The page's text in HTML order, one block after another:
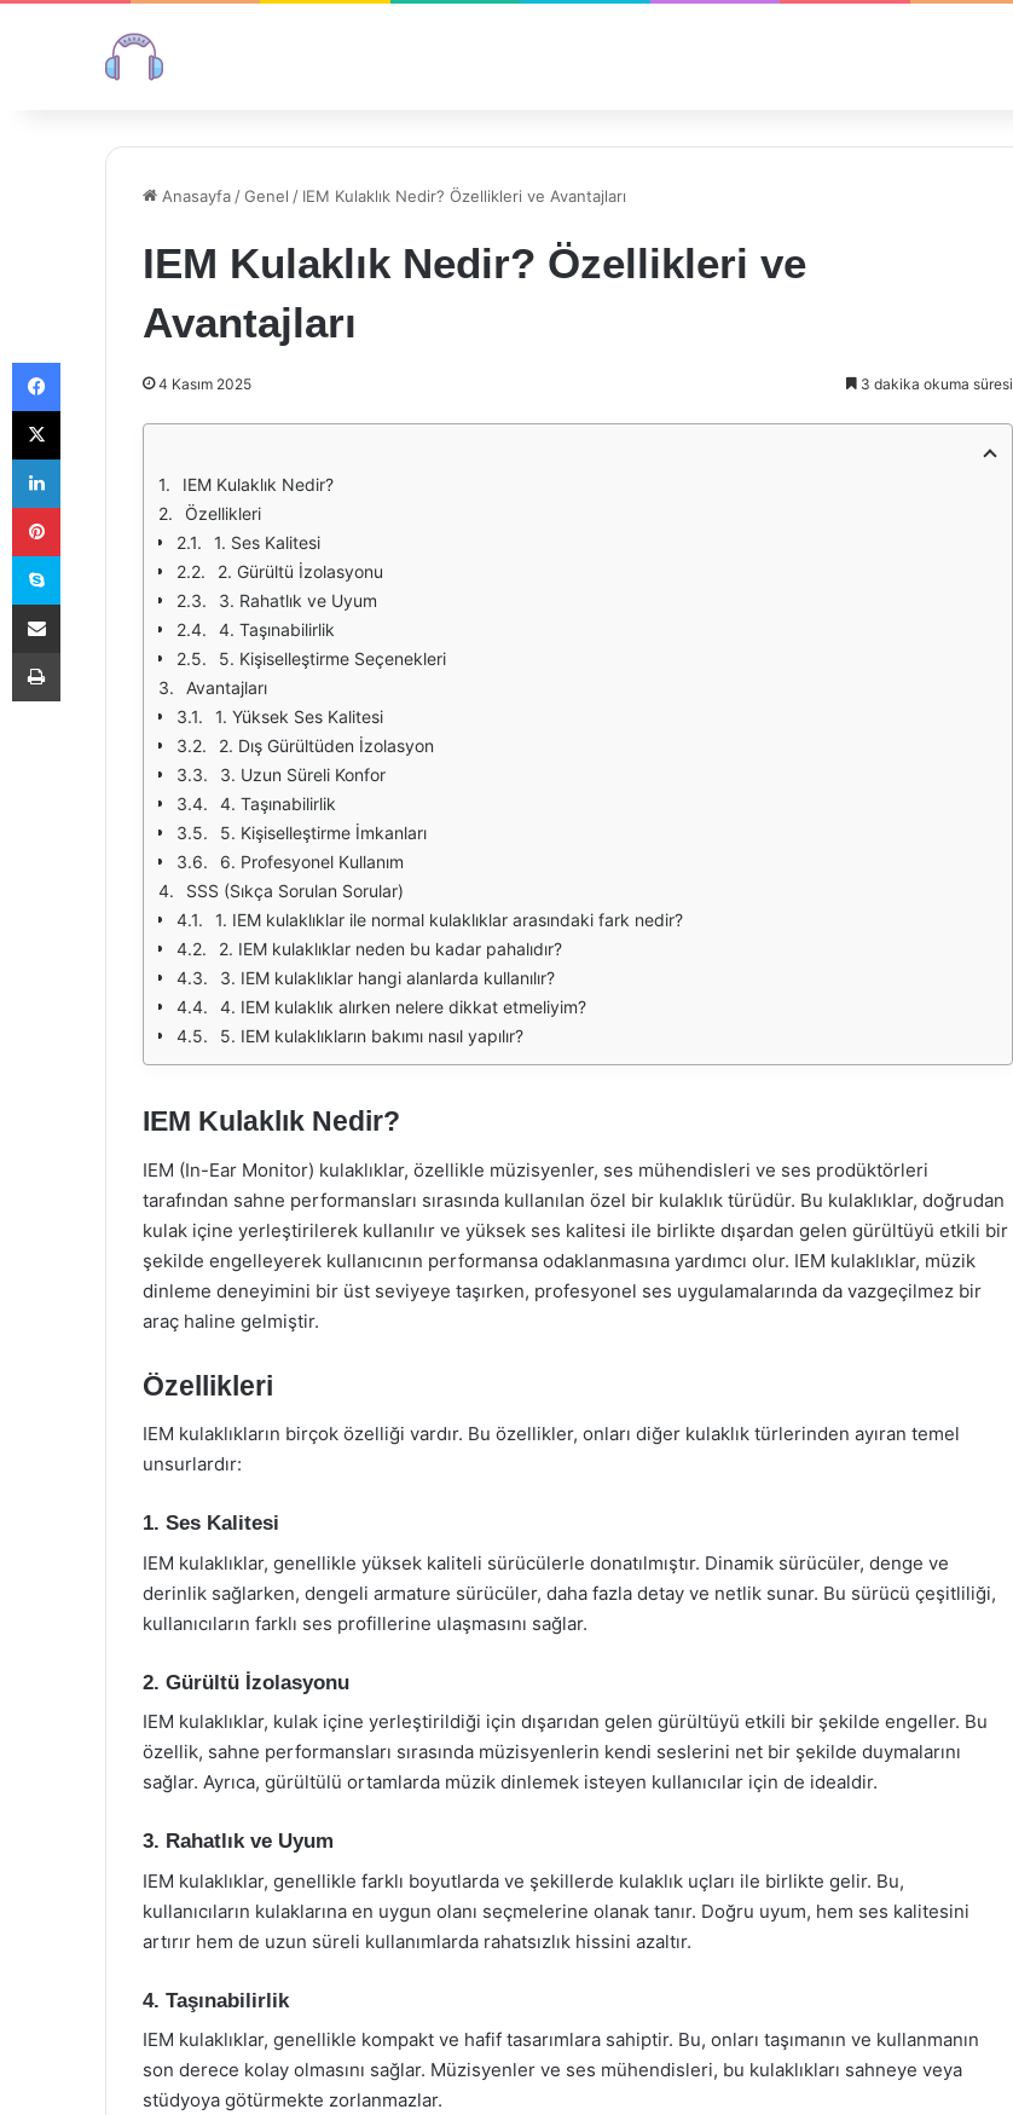
Anasayfa /Genel / IEM Kulaklık Nedir? Özellikleri ve Avantajları
IEM Kulaklık Nedir? Özellikleri ve
Avantajları
4 Kasım 2025 3 dakika okuma süresi
IEM Kulaklık Nedir?
Özellikleri
1. Ses Kalitesi
2. Gürültü İzolasyonu
3. Rahatlık ve Uyum
4. Taşınabilirlik
5. Kişiselleştirme Seçenekleri
Avantajları
1. Yüksek Ses Kalitesi
2. Dış Gürültüden İzolasyon
3. Uzun Süreli Konfor
4. Taşınabilirlik
5. Kişiselleştirme İmkanları
6. Profesyonel Kullanım
SSS (Sıkça Sorulan Sorular)
1. IEM kulaklıklar ile normal kulaklıklar arasındaki fark nedir?
2. IEM kulaklıklar neden bu kadar pahalıdır?
3. IEM kulaklıklar hangi alanlarda kullanılır?
4. IEM kulaklık alırken nelere dikkat etmeliyim?
5. IEM kulaklıkların bakımı nasıl yapılır?
IEM Kulaklık Nedir?
IEM (In-Ear Monitor) kulaklıklar, özellikle müzisyenler, ses mühendisleri ve ses prodüktörleri
tarafından sahne performansları sırasında kullanılan özel bir kulaklık türüdür. Bu kulaklıklar, doğrudan
kulak içine yerleştirilerek kullanılır ve yüksek ses kalitesi ile birlikte dışardan gelen gürültüyü etkili bir
şekilde engelleyerek kullanıcının performansa odaklanmasına yardımcı olur. IEM kulaklıklar, müzik
dinleme deneyimini bir üst seviyeye taşırken, profesyonel ses uygulamalarında da vazgeçilmez bir
araç haline gelmiştir.
Özellikleri
IEM kulaklıkların birçok özelliği vardır. Bu özellikler, onları diğer kulaklık türlerinden ayıran temel
unsurlardır:
1. Ses Kalitesi
IEM kulaklıklar, genellikle yüksek kaliteli sürücülerle donatılmıştır. Dinamik sürücüler, denge ve
derinlik sağlarken, dengeli armature sürücüler, daha fazla detay ve netlik sunar. Bu sürücü çeşitliliği,
kullanıcıların farklı ses profillerine ulaşmasını sağlar.
2. Gürültü İzolasyonu
IEM kulaklıklar, kulak içine yerleştirildiği için dışarıdan gelen gürültüyü etkili bir şekilde engeller. Bu
özellik, sahne performansları sırasında müzisyenlerin kendi seslerini net bir şekilde duymalarını
sağlar. Ayrıca, gürültülü ortamlarda müzik dinlemek isteyen kullanıcılar için de idealdir.
3. Rahatlık ve Uyum
IEM kulaklıklar, genellikle farklı boyutlarda ve şekillerde kulaklık uçları ile birlikte gelir. Bu,
kullanıcıların kulaklarına en uygun olanı seçmelerine olanak tanır. Doğru uyum, hem ses kalitesini
artırır hem de uzun süreli kullanımlarda rahatsızlık hissini azaltır.
4. Taşınabilirlik
IEM kulaklıklar, genellikle kompakt ve hafif tasarımlara sahiptir. Bu, onları taşımanın ve kullanmanın
son derece kolay olmasını sağlar. Müzisyenler ve ses mühendisleri, bu kulaklıkları sahneye veya
stüdyoya götürmekte zorlanmazlar.
Facebook
X
LinkedIn
Pinterest
Skype
E-Posta ile paylaş